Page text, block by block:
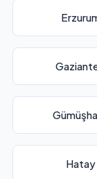
Hatay